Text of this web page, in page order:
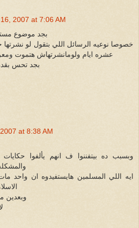
2007 at 7:06 AM
بجد موضوع
خصوصا نوعيه الرسائل اللي بتقول لو
عشره ايام ولومانشرتهاش هتموت
بجد تحس بقدر
at 8:38 AM
وبسبب ده بيتفننوا ف انهم يألفوا
ايه اللي المسلمين هايستفيدوه ان واحد
وبعدين